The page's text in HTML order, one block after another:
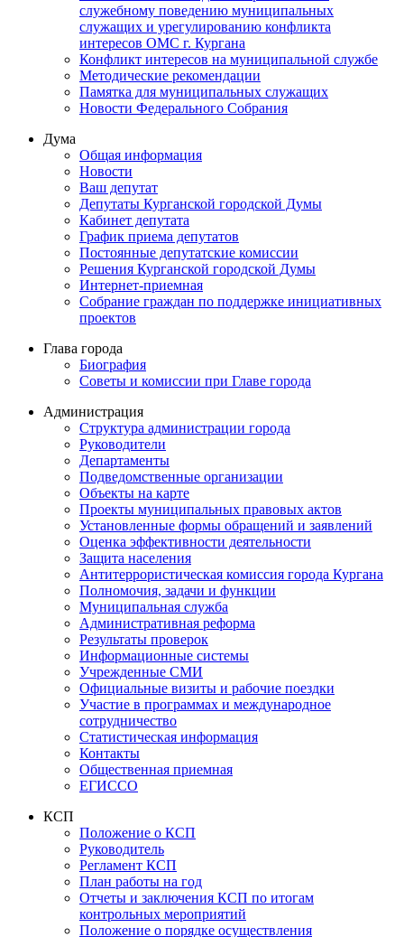
служебному поведению муниципальных
служащих и урегулированию конфликта
интересов ОМС г. Кургана
Конфликт интересов на муниципальной службе
Методические рекомендации
Памятка для муниципальных служащих
Новости Федерального Cобрания
Дума
Общая информация
Новости
Ваш депутат
Депутаты Курганской городской Думы
Кабинет депутата
График приема депутатов
Постоянные депутатские комиссии
Решения Курганской городской Думы
Интернет-приемная
Собрание граждан по поддержке инициативных
проектов
Глава города
Биография
Советы и комиссии при Главе города
Администрация
Структура администрации города
Руководители
Департаменты
Подведомственные организации
Объекты на карте
Проекты муниципальных правовых актов
Установленные формы обращений и заявлений
Оценка эффективности деятельности
Защита населения
Антитеррористическая комиссия города Кургана
Полномочия, задачи и функции
Муниципальная служба
Административная реформа
Результаты проверок
Информационные системы
Учрежденные СМИ
Официальные визиты и рабочие поездки
Участие в программах и международное
сотрудничество
Статистическая информация
Контакты
Общественная приемная
ЕГИССО
КСП
Положение о КСП
Руководитель
Регламент КСП
План работы на год
Отчеты и заключения КСП по итогам
контрольных мероприятий
Положение о порядке осуществления